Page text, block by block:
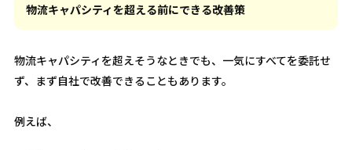
物流キャパシティを超える前にできる改善策
物流キャパシティを超えそうなときでも、一気にすべてを委託せ
ず、まず自社で改善できることもあります。
例えば、